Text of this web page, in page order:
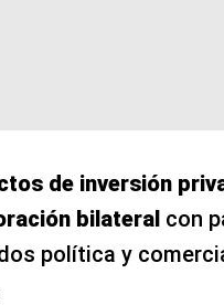
de inversión
bilateral con
política y